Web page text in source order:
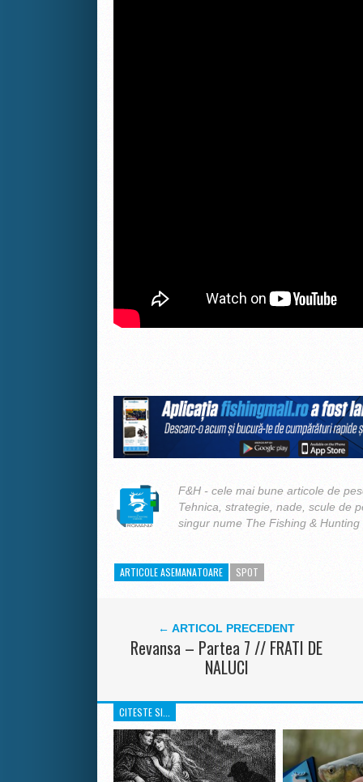
F&H - cele mai bune articole de
Tehnica, strategie, nade, scule de
singur nume The Fishing & Hunting
ARTICOLE ASEMANATOARE SPOT
← ARTICOL PRECEDENT
Revansa – Partea 7 // FRATI DE
NALUCI
CITESTE SI...